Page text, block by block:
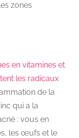
zones
en vitamines et
les radicaux
de la
qui a la
: vous en
les œufs et le